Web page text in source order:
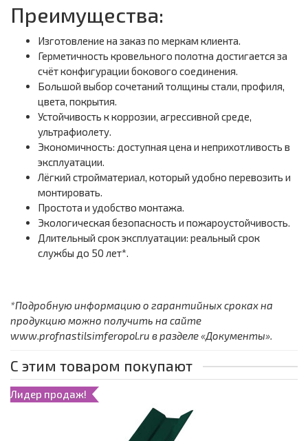
Преимущества:
Изготовление на заказ по меркам клиента.
Герметичность кровельного полотна достигается за
счёт конфигурации бокового соединения.
Большой выбор сочетаний толщины стали, профиля,
цвета, покрытия.
Устойчивость к коррозии, агрессивной среде,
ультрафиолету.
Экономичность: доступная цена и неприхотливость в
эксплуатации.
Лёгкий стройматериал, который удобно перевозить и
монтировать.
Простота и удобство монтажа.
Экологическая безопасность и пожароустойчивость.
Длительный срок эксплуатации: реальный срок
службы до 50 лет*.
*Подробную информацию о гарантийных сроках на
продукцию можно получить на сайте
www.profnastilsimferopol.ru в разделе «Документы».
С этим товаром покупают
Лидер продаж!